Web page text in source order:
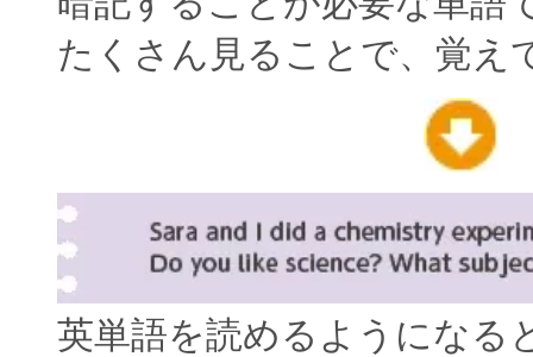
たくさん見ることで、覚え
英単語を読めるようになる